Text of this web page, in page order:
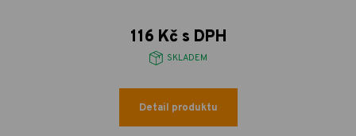
116 Kč s DPH
SKLADEM
Detail produktu